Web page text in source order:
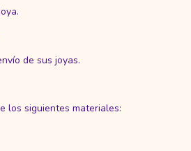
de sus joyas.
los siguientes materiales: